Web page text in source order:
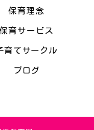
保育理念
保育サービス
育てサークル
ブログ